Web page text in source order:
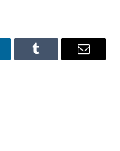
Tumblr Email